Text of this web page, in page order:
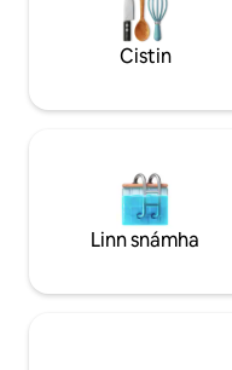
Cistin
Linn snámha